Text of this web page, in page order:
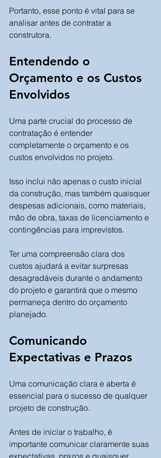
Portanto, esse ponto é vital para se
analisar antes de contratar a
construtora.
Entendendo o
Orçamento e os Custos
Envolvidos
Uma parte crucial do processo de
contratação é entender
completamente o orçamento e os
custos envolvidos no projeto.
Isso inclui não apenas o custo inicial
da construção, mas também quaisquer
despesas adicionais, como materiais,
mão de obra, taxas de licenciamento e
contingências para imprevistos.
Ter uma compreensão clara dos
custos ajudará a evitar surpresas
desagradáveis durante o andamento
do projeto e garantirá que o mesmo
permaneça dentro do orçamento
planejado.
Comunicando
Expectativas e Prazos
Uma comunicação clara e aberta é
essencial para o sucesso de qualquer
projeto de construção.
Antes de iniciar o trabalho, é
importante comunicar claramente suas